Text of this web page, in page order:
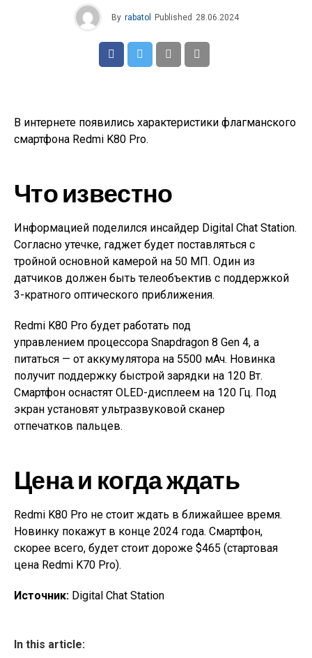
By rabatol Published 28.06.2024
В интернете появились характеристики флагманского
смартфона Redmi K80 Pro.
Что известно
Информацией поделился инсайдер Digital Chat Station.
Согласно утечке, гаджет будет поставляться с
тройной основной камерой на 50 МП. Один из
датчиков должен быть телеобъектив с поддержкой
3-кратного оптического приближения.
Redmi K80 Pro будет работать под
управлением процессора Snapdragon 8 Gen 4, а
питаться — от аккумулятора на 5500 мАч. Новинка
получит поддержку быстрой зарядки на 120 Вт.
Смартфон оснастят OLED-дисплеем на 120 Гц. Под
экран установят ультразвуковой сканер
отпечатков пальцев.
Цена и когда ждать
Redmi K80 Pro не стоит ждать в ближайшее время.
Новинку покажут в конце 2024 года. Смартфон,
скорее всего, будет стоит дороже $465 (стартовая
цена Redmi K70 Pro).
Источник: Digital Chat Station
In this article: